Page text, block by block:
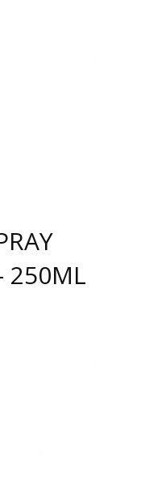
250ML